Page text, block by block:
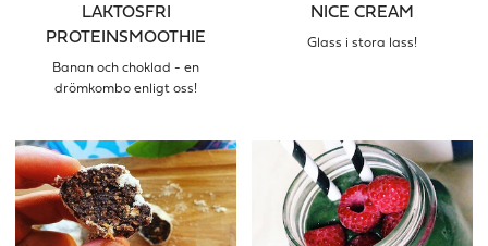
LAKTOSFRI
PROTEINSMOOTHIE
Banan och choklad - en
drömkombo enligt oss!
NICE CREAM
Glass i stora lass!